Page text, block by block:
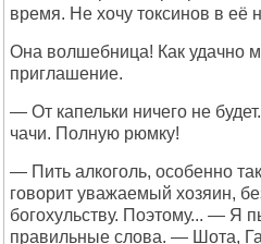
время. Не хочу токсинов в её
Она волшебница! Как удачно
приглашение.
— От капельки ничего не
чачи. Полную рюмку!
— Пить алкоголь, особенно
говорит уважаемый хозяин,
богохульству. Поэтому... — Я
правильные слова. — Шота,